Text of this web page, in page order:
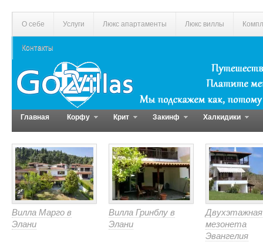
О себе Услуги Люкс апартаменты Люкс виллы
Контакты
Главная Корфу Крит Закинф Халкидики
Вилла Марго в
Элани
Вилла Гринблу в
Элани
Двухэтажная
мезонета
Эвангелия